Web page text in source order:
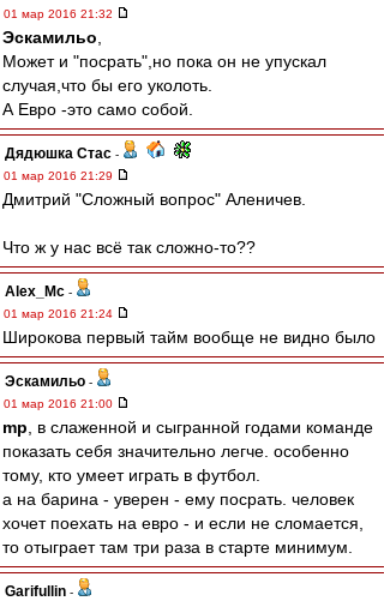
01 мар 2016 21:32
Эскамильо
Может и "посрать",но пока он не упускал
случая,что бы его уколоть.
А Евро -это само собой.
Дядюшка Стас -
01 мар 2016 21:29
Дмитрий "Сложный вопрос" Аленичев.
Что ж у нас всё так сложно-то??
Alex_Mc -
01 мар 2016 21:24
Широкова первый тайм вообще не видно было
Эскамильо -
01 мар 2016 21:00
mp , в слаженной и сыгранной годами команде
показать себя значительно легче. особенно
тому, кто умеет играть в футбол.
а на барина - уверен - ему посрать. человек
хочет поехать на евро - и если не сломается,
то отыграет там три раза в старте минимум.
Garifullin -